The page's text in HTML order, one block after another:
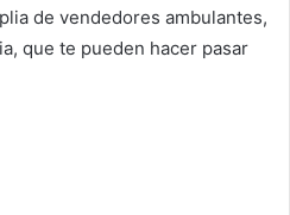
de vendedores ambulantes,
que te pueden hacer pasar